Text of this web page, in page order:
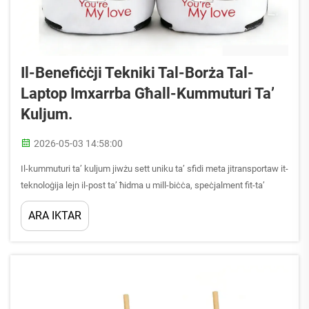
Il-Benefiċċji Tekniki Tal-Borża Tal-
Laptop Imxarrba Għall-Kummuturi Ta’
Kuljum.
2026-05-03 14:58:00
Il-kummuturi ta’ kuljum jiwżu sett uniku ta’ sfidi meta jitransportaw it-
teknoloġija lejn il-post ta’ ħidma u mill-biċċa, speċjalment fit-ta’
ħarġa li mhux prevedibbli. Il-borża tal-laptop imxarrba tirrappreżenta
iktar minn soluzzjoni għall-transport—tirrappreżenta barriera teknika
ARA IKTAR